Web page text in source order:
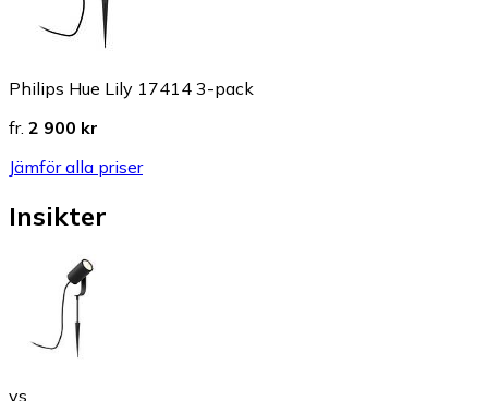
Philips Hue Lily 17414 3-pack
fr. 2 900 kr
Jämför alla priser
Insikter
vs.